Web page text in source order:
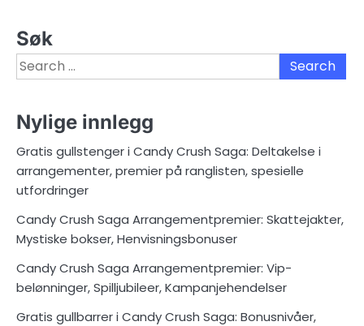
Søk
Search
for:
Nylige innlegg
Gratis gullstenger i Candy Crush Saga: Deltakelse i
arrangementer, premier på ranglisten, spesielle
utfordringer
Candy Crush Saga Arrangementpremier: Skattejakter,
Mystiske bokser, Henvisningsbonuser
Candy Crush Saga Arrangementpremier: Vip-
belønninger, Spilljubileer, Kampanjehendelser
Gratis gullbarrer i Candy Crush Saga: Bonusnivåer,